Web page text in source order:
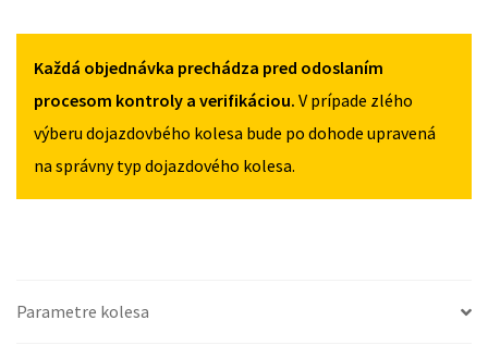
2010
125/80R15
5X114,3
Každá objednávka prechádza pred odoslaním
procesom kontroly a verifikáciou. V prípade zlého
výberu dojazdovbého kolesa bude po dohode upravená
na správny typ dojazdového kolesa.
Parametre kolesa